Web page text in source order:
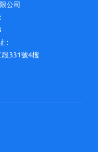
公司
:
段331號4樓